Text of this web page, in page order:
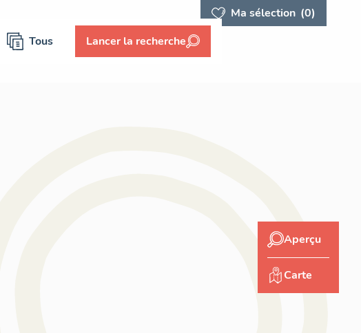
Ma sélection (0)
Tous Lancer la recherche
Aperçu
Carte